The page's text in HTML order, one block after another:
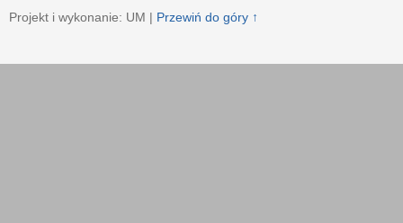
Projekt i wykonanie: UM | Przewiń do góry ↑